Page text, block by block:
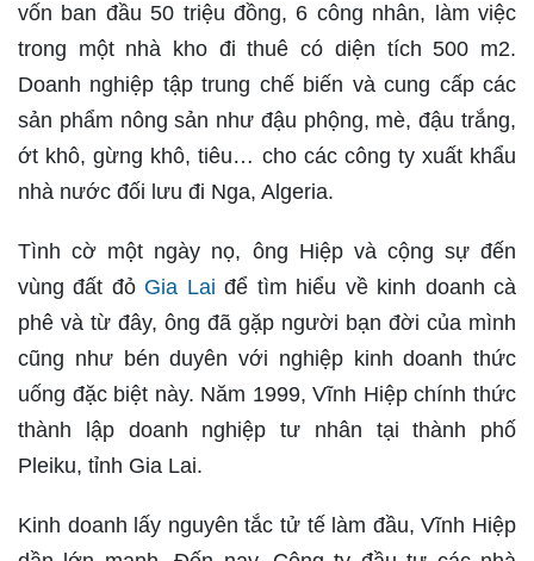
vốn ban đầu 50 triệu đồng, 6 công nhân, làm việc
trong một nhà kho đi thuê có diện tích 500 m2.
Doanh nghiệp tập trung chế biến và cung cấp các
sản phẩm nông sản như đậu phộng, mè, đậu trắng,
ớt khô, gừng khô, tiêu… cho các công ty xuất khẩu
nhà nước đối lưu đi Nga, Algeria.
Tình cờ một ngày nọ, ông Hiệp và cộng sự đến
vùng đất đỏ Gia Lai để tìm hiểu về kinh doanh cà
phê và từ đây, ông đã gặp người bạn đời của mình
cũng như bén duyên với nghiệp kinh doanh thức
uống đặc biệt này. Năm 1999, Vĩnh Hiệp chính thức
thành lập doanh nghiệp tư nhân tại thành phố
Pleiku, tỉnh Gia Lai.
Kinh doanh lấy nguyên tắc tử tế làm đầu, Vĩnh Hiệp